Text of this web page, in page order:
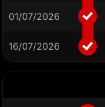
01/07/2026
16/07/2026